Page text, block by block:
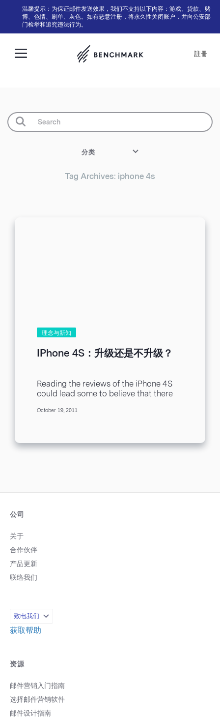
温馨提示：为保证邮件发送效果，我们不支持以下内容：游戏、贷款、赌
博、色情、刷单、灰色。如有恶意注册，将永久性关闭账户，并向公安部
门检举和追究违法行为。
註冊
分类
Tag Archives: iphone 4s
理念与新知
IPhone 4S：升级还是不升级？
Reading the reviews of the iPhone 4S
could lead some to believe that there
October 19, 2011
公司
关于
合作伙伴
产品更新
联络我们
致电我们
获取帮助
资源
邮件营销入门指南
选择邮件营销软件
邮件设计指南